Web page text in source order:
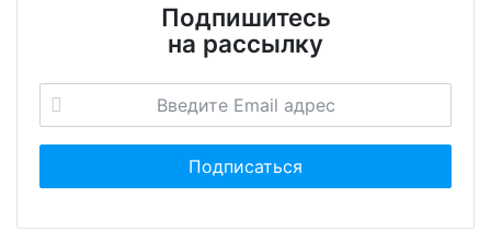
Подпишитесь
на рассылку